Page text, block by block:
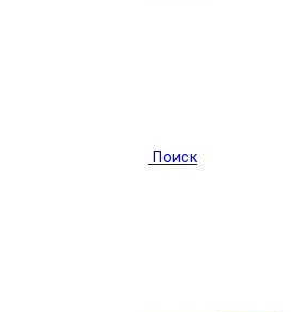
Поиск